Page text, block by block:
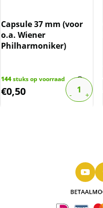
Capsule 37 mm (voor
o.a. Wiener
Philharmoniker)
144stuks op voorraad
€0,50